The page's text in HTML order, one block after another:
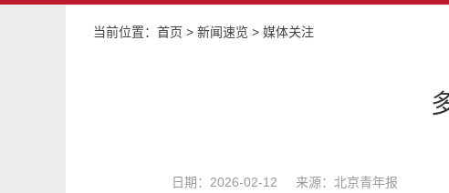
当前位置： 首页 > 新闻速览 > 媒体关注
日期：2026-02-12 来源：北京青年报